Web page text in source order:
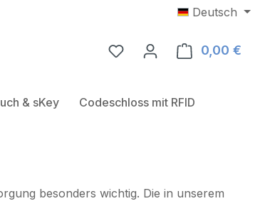
Deutsch
0,00 €
Schließe das Dropdown der Kategorie USB
& sKey Codeschloss mit RFID
besonders wichtig. Die in unserem